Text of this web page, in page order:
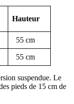
Hauteur
55 cm
55 cm
suspendue. Le
pieds de 15 cm de